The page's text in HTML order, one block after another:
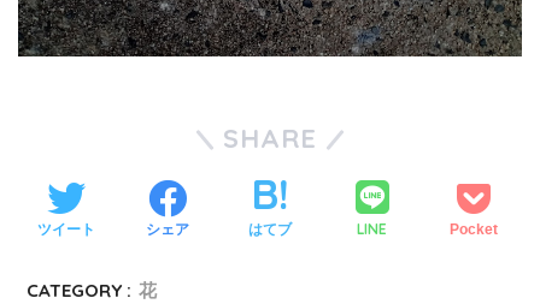
SHARE
ツイート シェア はてブ LINE Pocket
CATEGORY : 花